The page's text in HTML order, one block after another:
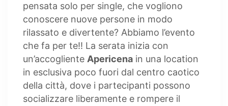
pensata solo per single, che vogliono
conoscere nuove persone in modo
rilassato e divertente? Abbiamo l’evento
che fa per te!! La serata inizia con
un’accogliente Apericena in una location
in esclusiva poco fuori dal centro caotico
della città, dove i partecipanti possono
socializzare liberamente e rompere il